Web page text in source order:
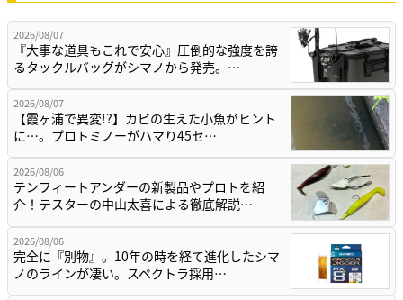
2026/08/07
『大事な道具もこれで安心』圧倒的な強度を誇
るタックルバッグがシマノから発売。…
2026/08/07
【霞ヶ浦で異変!?】カビの生えた小魚がヒント
に…。プロトミノーがハマり45セ…
2026/08/06
テンフィートアンダーの新製品やプロトを紹
介！テスターの中山太喜による徹底解説…
2026/08/06
完全に『別物』。10年の時を経て進化したシマ
ノのラインが凄い。スペクトラ採用…